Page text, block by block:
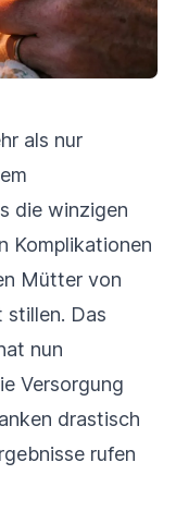
als nur
die winzigen
Komplikationen
Mütter von
stillen. Das
nun
Versorgung
drastisch
rufen